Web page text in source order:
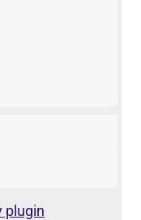
plugin